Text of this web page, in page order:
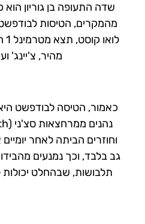
שדה התעופה בן גוריון
מהיר, צ'יינג'
וחוזרים הביתה לאחר
תלבושות, שבהחלט יכולות